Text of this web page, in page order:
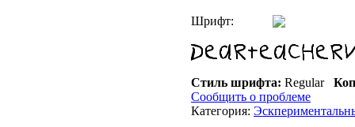
Шрифт:
Стиль шрифта: Regular
Сообщить о проблеме
Категория: